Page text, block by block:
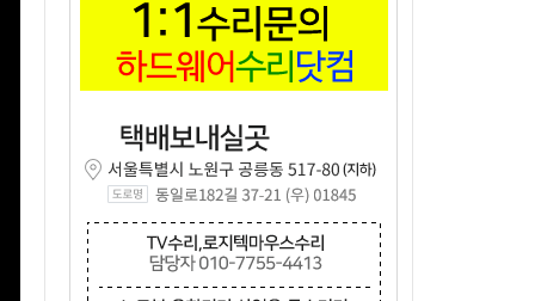
택배비인상안내
"노트북부서" 1월 임시휴가 안내
★★★ 1:1 수리문의 문의 ★★★
2025년 8월 휴가안내입니다.
2024년 한가위 휴일 안내
택배비인상안내